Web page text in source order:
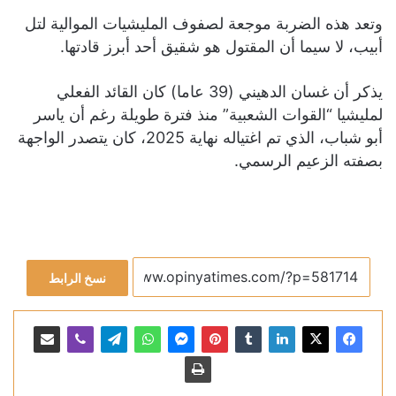
وتعد هذه الضربة موجعة لصفوف المليشيات الموالية لتل
أبيب، لا سيما أن المقتول هو شقيق أحد أبرز قادتها.
يذكر أن غسان الدهيني (39 عاما) كان القائد الفعلي
لمليشيا “القوات الشعبية” منذ فترة طويلة رغم أن ياسر
أبو شباب، الذي تم اغتياله نهاية 2025، كان يتصدر الواجهة
بصفته الزعيم الرسمي.
نسخ الرابط